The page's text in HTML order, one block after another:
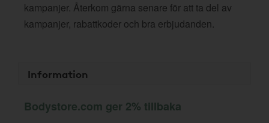
kampanjer. Återkom gärna senare för att ta del av
kampanjer, rabattkoder och bra erbjudanden.
Information
Bodystore.com ger 2% tillbaka